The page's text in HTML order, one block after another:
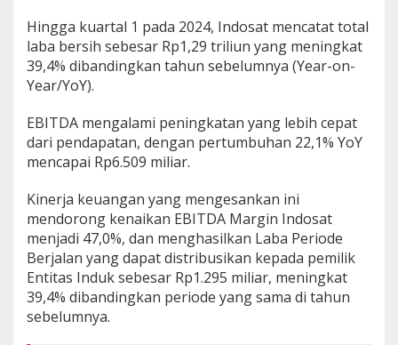
Hingga kuartal 1 pada 2024, Indosat mencatat total
laba bersih sebesar Rp1,29 triliun yang meningkat
39,4% dibandingkan tahun sebelumnya (Year-on-
Year/YoY).
EBITDA mengalami peningkatan yang lebih cepat
dari pendapatan, dengan pertumbuhan 22,1% YoY
mencapai Rp6.509 miliar.
Kinerja keuangan yang mengesankan ini
mendorong kenaikan EBITDA Margin Indosat
menjadi 47,0%, dan menghasilkan Laba Periode
Berjalan yang dapat distribusikan kepada pemilik
Entitas Induk sebesar Rp1.295 miliar, meningkat
39,4% dibandingkan periode yang sama di tahun
sebelumnya.